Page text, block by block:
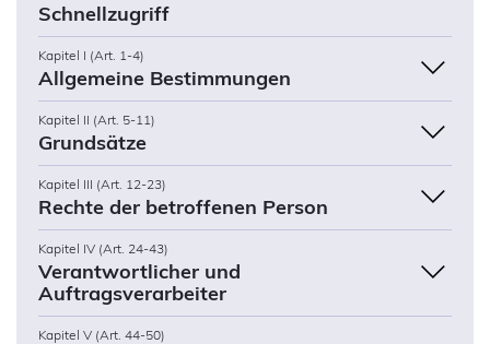
Schnellzugriff
Kapitel I (Art. 1-4)
Allgemeine Bestimmungen
Kapitel II (Art. 5-11)
Grundsätze
Kapitel III (Art. 12-23)
Rechte der betroffenen Person
Kapitel IV (Art. 24-43)
Verantwortlicher und
Auftragsverarbeiter
Kapitel V (Art. 44-50)